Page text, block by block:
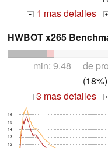
+ 1 mas detalles +
HWBOT x265
min: 9.48 de
(18%)
+ 3 mas detalles +
12
13
14
15
16